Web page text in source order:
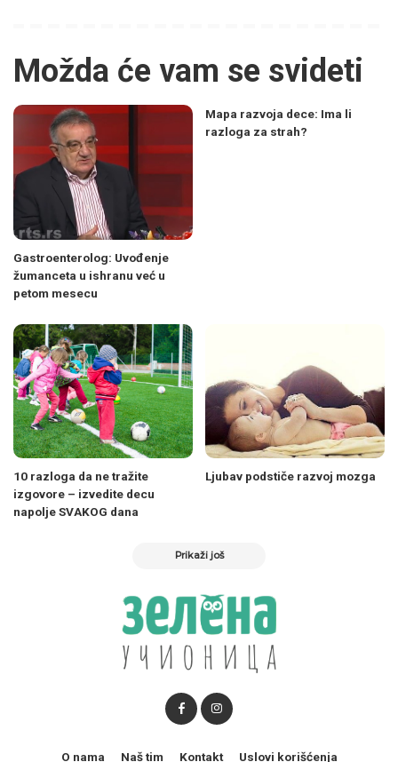
Možda će vam se svideti
Gastroenterolog: Uvođenje
žumanceta u ishranu već u
petom mesecu
Mapa razvoja dece: Ima li
razloga za strah?
10 razloga da ne tražite
izgovore – izvedite decu
napolje SVAKOG dana
Ljubav podstiče razvoj mozga
Prikaži još
O nama Naš tim Kontakt Uslovi korišćenja